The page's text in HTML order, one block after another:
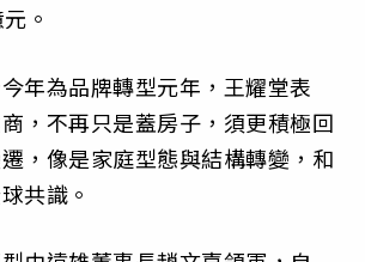
。
年為品牌轉型元年，王耀堂表
，不再只是蓋房子，須更積極回
，像是家庭型態與結構轉變，和
共識。